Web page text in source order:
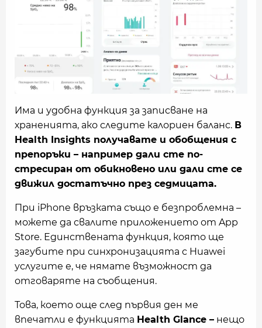
Има и удобна функция за записване на
храненията, ако следите калориен баланс. В
Health Insights получавате и обобщения с
препоръки – например дали сте по-
стресиран от обикновено или дали сте се
движил достатъчно през седмицата.
При iPhone връзката също е безпроблемна –
можете да свалите приложението от App
Store. Единствената функция, която ще
загубите при синхронизацията с Huawei
услугите е, че нямате възможност да
отговаряте на съобщения.
Това, което още след първия ден ме
впечатли е функцията Health Glance – нещо